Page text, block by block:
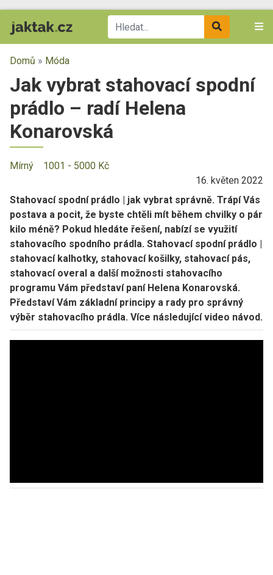
Domů » Móda
Jak vybrat stahovací spodní
prádlo – radí Helena
Konarovská
Mírný
1001 - 5000 Kč
16. květen 2022
Stahovací spodní prádlo | jak vybrat správně. Trápí Vás
postava a pocit, že byste chtěli mít během chvilky o pár
kilo méně? Pokud hledáte řešení, nabízí se využití
stahovacího spodního prádla. Stahovací spodní prádlo |
stahovací kalhotky, stahovací košilky, stahovací pás,
stahovací overal a další možnosti stahovacího
programu Vám představí paní Helena Konarovská.
Představí Vám základní principy a rady pro správný
výběr stahovacího prádla. Více následující video návod.